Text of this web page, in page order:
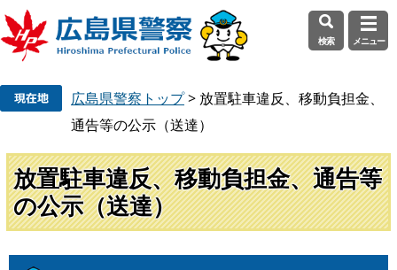
先
頭
で
す
を
飛
ば
し
検索 メニュー
広島県警察トップ> 放置駐車違反、移動負担金、
通告等の公示（送達）
放置駐車違反、移動負担金、通告等
の公示（送達）